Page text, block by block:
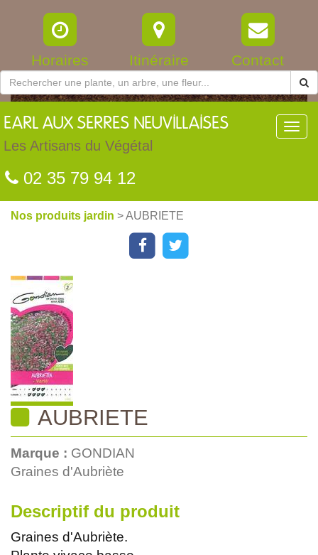
Horaires Itinéraire Contact
EARL AUX SERRES NEUVILLAISES
Les Artisans du Végétal
02 35 79 94 12
Nos produits jardin > AUBRIETE
AUBRIETE
Marque : GONDIAN
Graines d'Aubriète
Descriptif du produit
Graines d'Aubriète.